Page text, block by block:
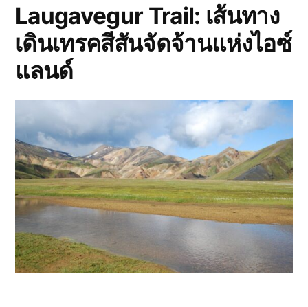
Agent
เพื่อ
ได้
จริง”
AI
Agent
เพื่อ
ได้
Laugavegur Trail: เส้นทาง
เดินเทรคสีสันจัดจ้านแห่งไอซ์
แลนด์